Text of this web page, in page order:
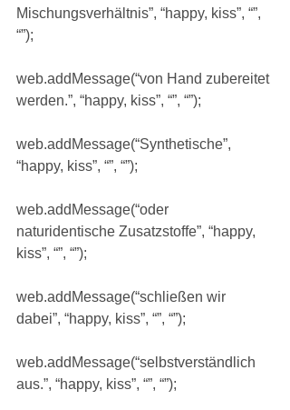
Mischungsverhältnis”, “happy, kiss”, “”,
“”);
web.addMessage(“von Hand zubereitet
werden.”, “happy, kiss”, “”, “”);
web.addMessage(“Synthetische”,
“happy, kiss”, “”, “”);
web.addMessage(“oder
naturidentische Zusatzstoffe”, “happy,
kiss”, “”, “”);
web.addMessage(“schließen wir
dabei”, “happy, kiss”, “”, “”);
web.addMessage(“selbstverständlich
aus.”, “happy, kiss”, “”, “”);